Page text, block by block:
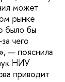
может
рынке
было бы
чего
— пояснила
НИУ
приводит